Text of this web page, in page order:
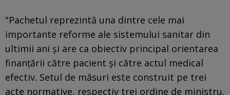
"Pachetul reprezintă una dintre cele mai
importante reforme ale sistemului sanitar din
ultimii ani şi are ca obiectiv principal orientarea
finanţării către pacient şi către actul medical
efectiv. Setul de măsuri este construit pe trei
acte normative, respectiv trei ordine de ministru,